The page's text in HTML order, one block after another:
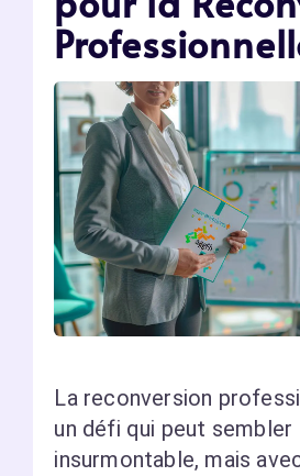
La reconversion
un défi qui peut sembler
insurmontable, mais